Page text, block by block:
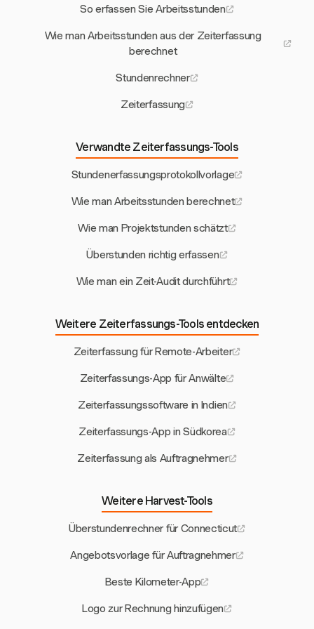
So erfassen Sie Arbeitsstunden
Wie man Arbeitsstunden aus der Zeiterfassung
berechnet
Stundenrechner
Zeiterfassung
Verwandte Zeiterfassungs-Tools
Stundenerfassungsprotokollvorlage
Wie man Arbeitsstunden berechnet
Wie man Projektstunden schätzt
Überstunden richtig erfassen
Wie man ein Zeit-Audit durchführt
Weitere Zeiterfassungs-Tools entdecken
Zeiterfassung für Remote-Arbeiter
Zeiterfassungs-App für Anwälte
Zeiterfassungssoftware in Indien
Zeiterfassungs-App in Südkorea
Zeiterfassung als Auftragnehmer
Weitere Harvest-Tools
Überstundenrechner für Connecticut
Angebotsvorlage für Auftragnehmer
Beste Kilometer-App
Logo zur Rechnung hinzufügen